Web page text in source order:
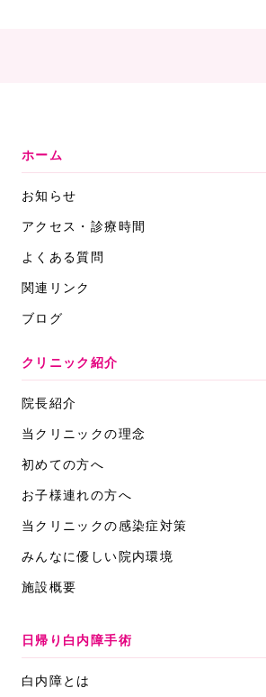
ホーム
お知らせ
アクセス・診療時間
よくある質問
関連リンク
ブログ
クリニック紹介
院長紹介
当クリニックの理念
初めての方へ
お子様連れの方へ
当クリニックの感染症対策
みんなに優しい院内環境
施設概要
日帰り白内障手術
白内障とは